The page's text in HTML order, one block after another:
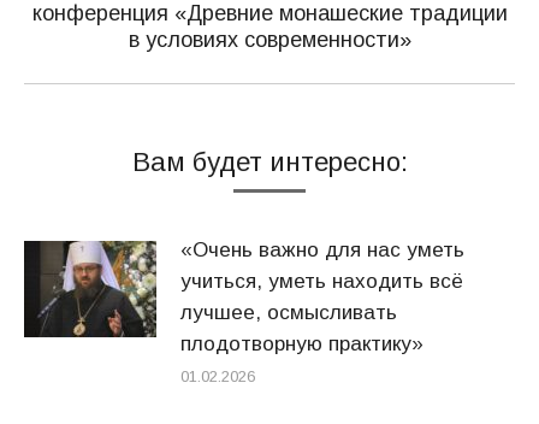
Следующая
запись:
конференция «Древние монашеские традиции
в условиях современности»
Вам будет интересно:
«Очень важно для нас уметь
учиться, уметь находить всё
лучшее, осмысливать
плодотворную практику»
01.02.2026